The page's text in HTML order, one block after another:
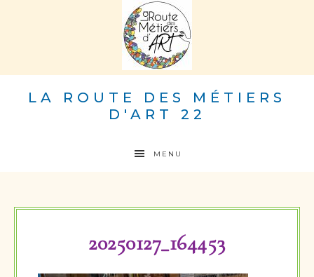
LA ROUTE DES MÉTIERS
D'ART 22
MENU
20250127_164453